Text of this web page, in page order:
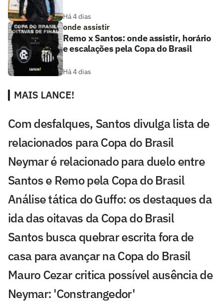
Há 4 dias
onde assistir
Remo x Santos: onde assistir, horário
e escalações pela Copa do Brasil
Há 4 dias
MAIS LANCE!
Com desfalques, Santos divulga lista de
relacionados para Copa do Brasil
Neymar é relacionado para duelo entre
Santos e Remo pela Copa do Brasil
Análise tática do Guffo: os destaques da
ida das oitavas da Copa do Brasil
Santos busca quebrar escrita fora de
casa para avançar na Copa do Brasil
Mauro Cezar critica possível ausência de
Neymar: 'Constrangedor'